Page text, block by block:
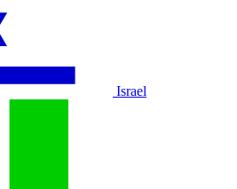
Israel